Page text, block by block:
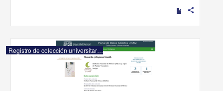
share
Registro de colección universitaria